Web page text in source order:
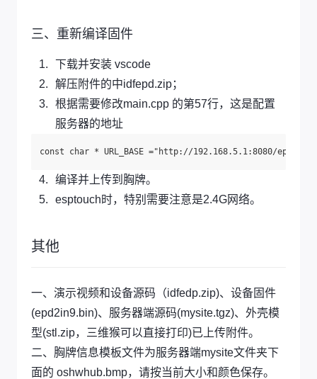
三、重新编译固件
下载并安装 vscode
解压附件的中idfepd.zip；
根据需要修改main.cpp 的第57行，这是配置
服务器的地址
编译并上传到胸牌。
esptouch时，特别需要注意是2.4G网络。
其他
一、演示视频和设备源码（idfedp.zip)、设备固件
(epd2in9.bin)、服务器端源码(mysite.tgz)、外壳模
型(stl.zip，三维猴可以直接打印)已上传附件。
二、胸牌信息模板文件为服务器端mysite文件夹下
面的 oshwhub.bmp，请按当前大小和颜色保存。